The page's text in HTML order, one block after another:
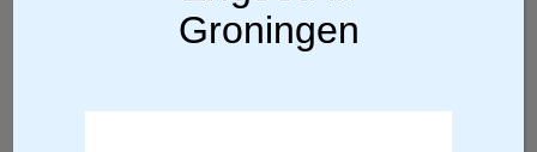
Groningen